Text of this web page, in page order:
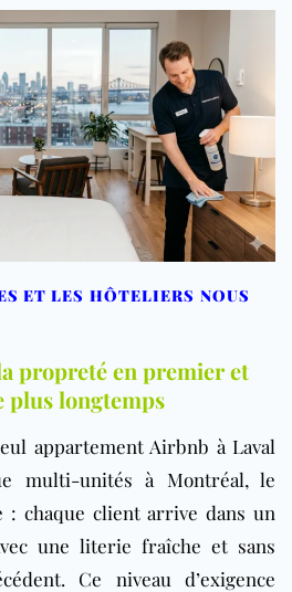
ET LES HÔTELIERS NOUS
propreté en premier et
plus longtemps
appartement Airbnb à Laval
multi-unités à Montréal, le
: chaque client arrive dans un
une literie fraîche et sans
Ce niveau d’exigence